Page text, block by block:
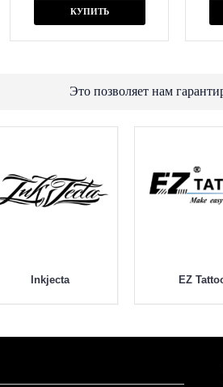
КУПИТЬ
Это позволяет нам
Inkjecta EZ